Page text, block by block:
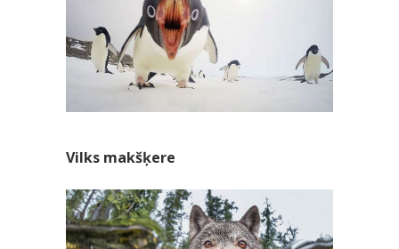
Vilks makšķere